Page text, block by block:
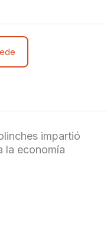
impartió
la economía